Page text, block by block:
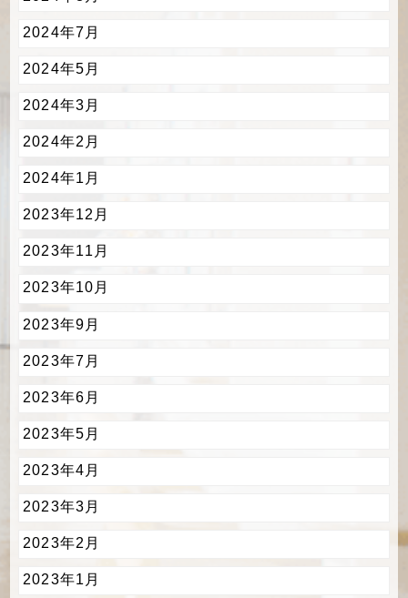
2024年7月
2024年5月
2024年3月
2024年2月
2024年1月
2023年12月
2023年11月
2023年10月
2023年9月
2023年7月
2023年6月
2023年5月
2023年4月
2023年3月
2023年2月
2023年1月